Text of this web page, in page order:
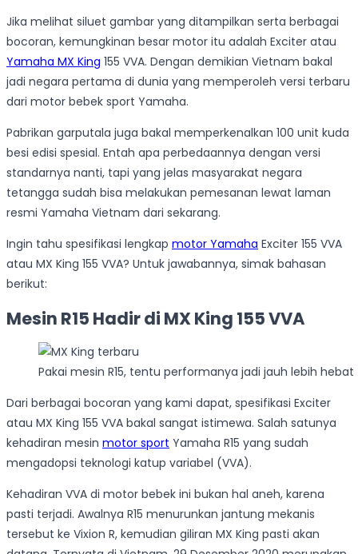
Jika melihat siluet gambar yang ditampilkan serta berbagai
bocoran, kemungkinan besar motor itu adalah Exciter atau
Yamaha MX King 155 VVA. Dengan demikian Vietnam bakal
jadi negara pertama di dunia yang memperoleh versi terbaru
dari motor bebek sport Yamaha.
Pabrikan garputala juga bakal memperkenalkan 100 unit kuda
besi edisi spesial. Entah apa perbedaannya dengan versi
standarnya nanti, tapi yang jelas masyarakat negara
tetangga sudah bisa melakukan pemesanan lewat laman
resmi Yamaha Vietnam dari sekarang.
Ingin tahu spesifikasi lengkap motor Yamaha Exciter 155 VVA
atau MX King 155 VVA? Untuk jawabannya, simak bahasan
berikut:
Mesin R15 Hadir di MX King 155 VVA
Pakai mesin R15, tentu performanya jadi jauh lebih hebat
Dari berbagai bocoran yang kami dapat, spesifikasi Exciter
atau MX King 155 VVA bakal sangat istimewa. Salah satunya
kehadiran mesin motor sport Yamaha R15 yang sudah
mengadopsi teknologi katup variabel (VVA).
Kehadiran VVA di motor bebek ini bukan hal aneh, karena
pasti terjadi. Awalnya R15 menurunkan jantung mekanis
tersebut ke Vixion R, kemudian giliran MX King pasti akan